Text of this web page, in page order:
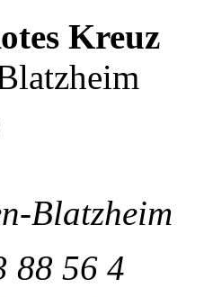
Kreuz
Blatzheim
88 56 4